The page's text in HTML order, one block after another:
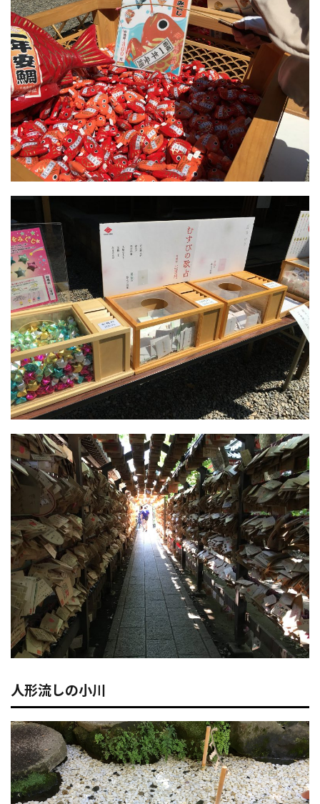
人形流しの小川